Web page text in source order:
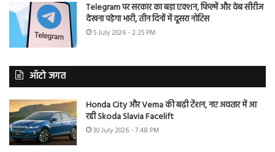
Telegram पर सरकार का बड़ा एक्शन, फिल्में और वेब सीरीज
देखना पड़ेगा भारी, तीन दिनों में दूसरा नोटिस
5 July 2026 - 2:25 PM
ऑटो जगत
Honda City और Verna की बढ़ी टेंशन, नए अवतार में आ
रही Skoda Slavia Facelift
30 July 2026 - 7:48 PM